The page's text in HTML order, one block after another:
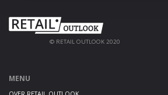
© RETAIL OUTLOOK 2020
MENU